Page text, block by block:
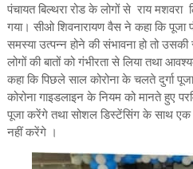
पंचायत बिल्थरा रोड के लोगों से राय मशवरा
गया। सीओ शिवनारायण वैस ने कहा कि पूजा
समस्या उत्पन्न होने की संभावना हो तो
लोगों की बातों को गंभीरता से लिया तथा
कहा कि पिछले साल कोरोना के चलते दुर्गा
कोरोना गाइडलाइन के नियम को मानते हुए
पूजा करेंगे तथा सोशल डिस्टेंसिंग के साथ
नहीं करेंगे ।